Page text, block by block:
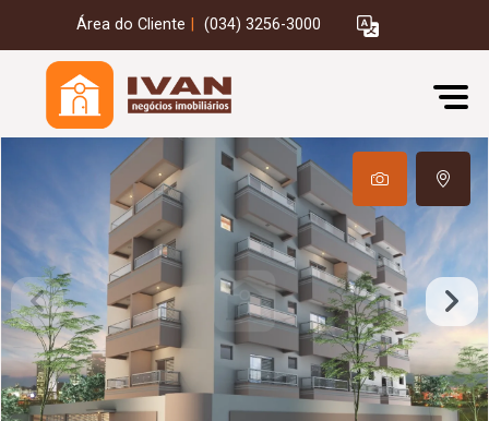
Área do Cliente (034) 3256-3000